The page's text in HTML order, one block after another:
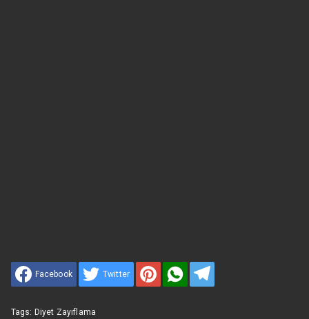
Facebook Twitter
Tags: Diyet Zayıflama